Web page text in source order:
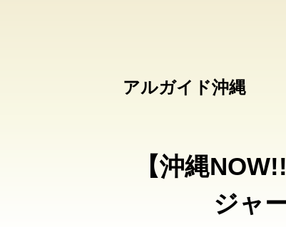
アルガイド沖縄
【沖縄
ジャ